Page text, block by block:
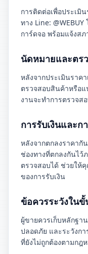
การติดต่อเพื่อประเมิ
ทาง Line:
การ์ดจอ พร้อมแจ้งส
นัดหมายและตร
หลังจากประเมินราค
ตรวจสอบสินค้าหรือ
งานจะทำการตรวจส
การรับเงินและก
หลังจากตกลงราคากั
ช่องทางที่ตกลงกันไว้
ตรวจสอบได้ ช่วยให้
ของการรับเงิน
ข้อควรระวังใน
ผู้ขายควรเก็บหลักฐา
ปลอดภัย และระวังก
ที่ยังไม่ถูกต้องตามกฎ